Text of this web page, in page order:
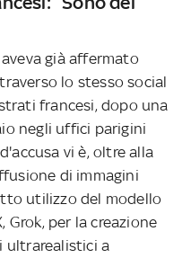
già affermato
lo stesso social
francesi, dopo una
negli uffici parigini
vi è, oltre alla
di immagini
utilizzo del modello
per la creazione
ultrarealistici a